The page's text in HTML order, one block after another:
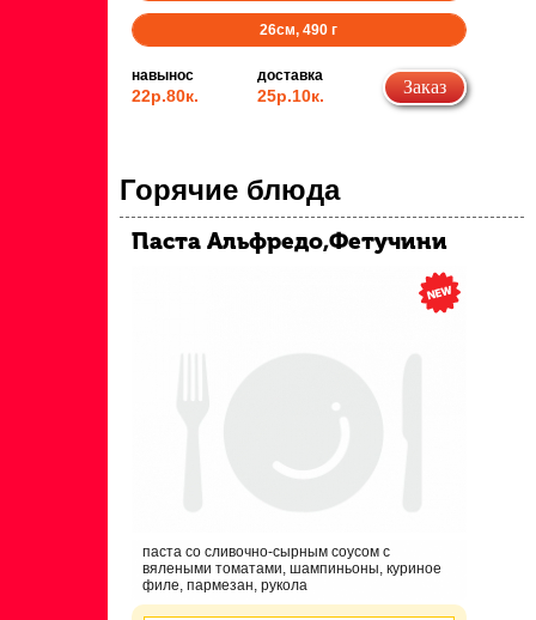
26см,490 г
навынос
22р.80к.
доставка
25р.10к. Заказ
Горячие блюда
Паста Альфредо,Фетучини
паста со сливочно-сырным соусом с
вялеными томатами, шампиньоны, куриное
филе, пармезан, рукола